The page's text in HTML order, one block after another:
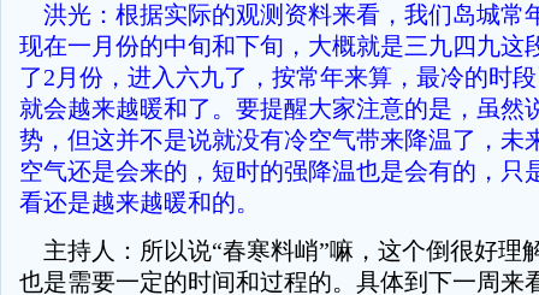
洪光：根据实际的观测资料来看，我们岛城常
现在一月份的中旬和下旬，大概就是三九四九这
了2月份，进入六九了，按常年来算，最冷的时
就会越来越暖和了。要提醒大家注意的是，虽然
势，但这并不是说就没有冷空气带来降温了，未
空气还是会来的，短时的强降温也是会有的，只
看还是越来越暖和的。
主持人：所以说“春寒料峭”嘛，这个倒很好理
也是需要一定的时间和过程的。具体到下一周来